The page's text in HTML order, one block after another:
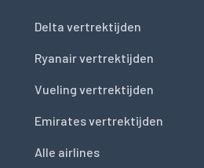
Delta vertrektijden
Ryanair vertrektijden
Vueling vertrektijden
Emirates vertrektijden
Alle airlines